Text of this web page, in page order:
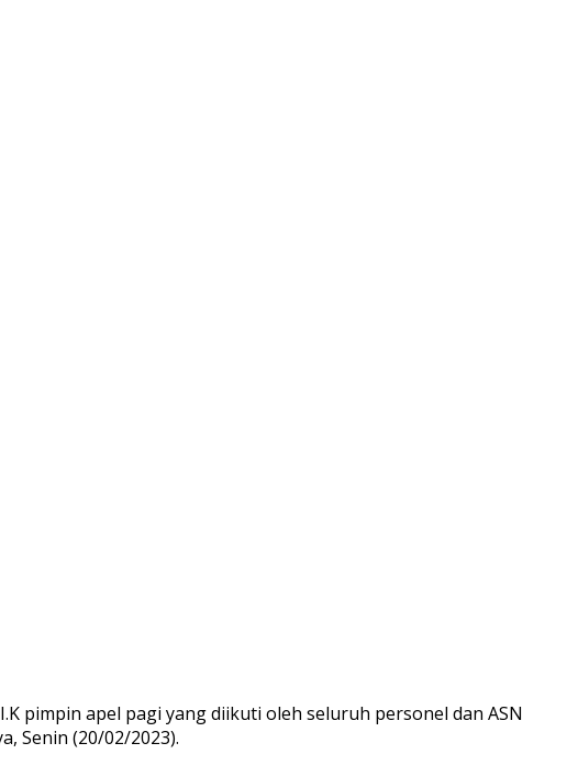
pimpin apel pagi yang diikuti oleh seluruh personel dan ASN
Senin (20/02/2023).